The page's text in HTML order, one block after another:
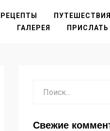
РЕЦЕПТЫ ПУТЕШЕСТВИЯ
ГАЛЕРЕЯ ПРИСЛАТЬ
Свежие